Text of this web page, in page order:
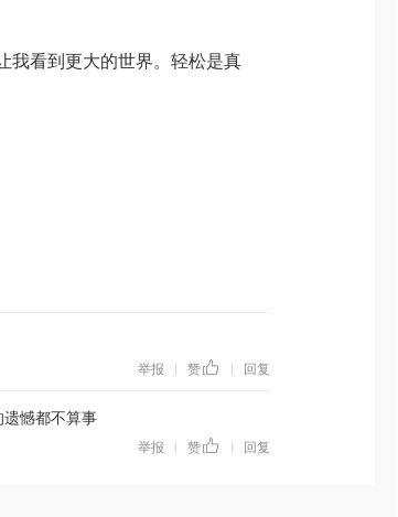
我看到更大的世界。轻松是真
举报 | 赞 | 回复
憾都不算事
举报 | 赞 | 回复